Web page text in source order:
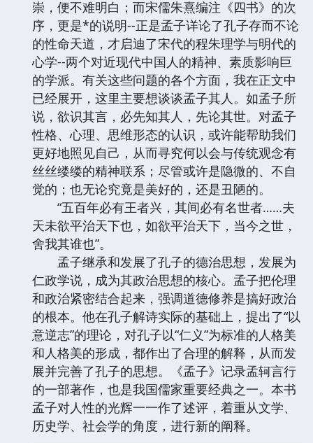
崇，便不难明白；而宋儒朱熹编注《四书》的次
序，更是*的说明--正是孟子详论了孔子存而不论
的性命天道，才启迪了宋代的程朱理学与明代的
心学--两个对近现代中国人的精神、素质影响巨
的学派。有关这些问题的各个方面，我在正文中
已经展开，这里主要想谈谈孟子其人。如孟子所
说，欲识其言，必先知其人，先论其世。对孟子
性格、心理、思维形态的认识，或许能帮助我们
更好地照见自己，从而寻究何以会与传统观念有
丝丝缕缕的精神联系；尽管或许是隐微的、不自
觉的；也无论究竟是美好的，还是丑陋的。
“五百年必有王者兴，其间必有名世者……夫
天未欲平治天下也，如欲平治天下，当今之世，
舍我其谁也”。
孟子继承和发展了孔子的德治思想，发展为
仁政学说，成为其政治思想的核心。孟子把伦理
和政治紧密结合起来，强调道德修养是搞好政治
的根本。他在孔子解诗实际的基础上，提出了“以
意逆志”的理论，对孔子以“仁义”为标准的人格美
和人格美的形成，都作出了合理的解释，从而发
展并完善了孔子的思想。《孟子》记录孟轲言行
的一部著作，也是我国儒家重要经典之一。本书
孟子对人性的光辉一一作了述评，着重从文学、
历史学、社会学的角度，进行新的阐释。